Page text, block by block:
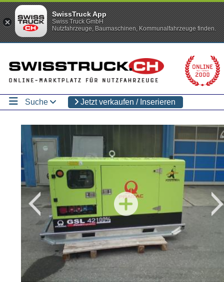
Suche Jetzt verkaufen / Inserieren
SwissTruck App
Swiss Truck GmbH
Nutzfahrzeuge, Baumaschinen, Kommunalfahrzeuge finden.